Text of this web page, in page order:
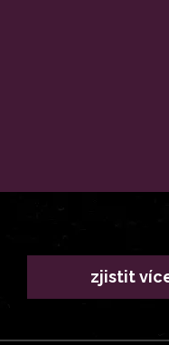
zjistit